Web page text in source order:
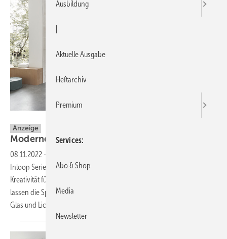
SPRINZ
Anzeige
Moderne Badgestaltung mit
08.11.2022 -
Inloop Series schafft der Glashersteller SPRINZ ein neues Level an
Kreativität für die individuelle Badezimmergestaltung. Passend dazu
lassen die Spiegelschränke Pure-Line und Elegant-Line 2.0 brillantes
Glas und Licht zu einer Einheit
Ausbildung
Aktuelle Ausgabe
Heftarchiv
Premium
Services
Abo & Shop
Media
Newsletter